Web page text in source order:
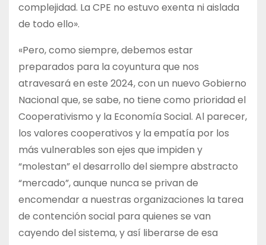
complejidad. La CPE no estuvo exenta ni aislada
de todo ello».
«Pero, como siempre, debemos estar
preparados para la coyuntura que nos
atravesará en este 2024, con un nuevo Gobierno
Nacional que, se sabe, no tiene como prioridad el
Cooperativismo y la Economía Social. Al parecer,
los valores cooperativos y la empatía por los
más vulnerables son ejes que impiden y
“molestan” el desarrollo del siempre abstracto
“mercado”, aunque nunca se privan de
encomendar a nuestras organizaciones la tarea
de contención social para quienes se van
cayendo del sistema, y así liberarse de esa